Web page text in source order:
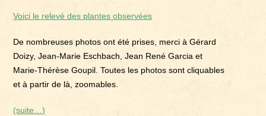
Voici le relevé des plantes observées
De nombreuses photos ont été prises, merci à Gérard
Doizy, Jean-Marie Eschbach, Jean René Garcia et
Marie-Thérèse Goupil. Toutes les photos sont cliquables
et à partir de là, zoomables.
(suite…)